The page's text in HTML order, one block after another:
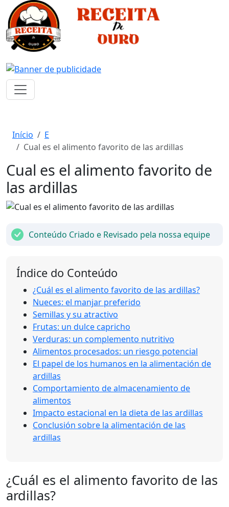
Início
E
Cual es el alimento favorito de las ardillas
Cual es el alimento favorito de
las ardillas
Conteúdo Criado e Revisado pela nossa equipe
Índice do Conteúdo
¿Cuál es el alimento favorito de las ardillas?
Nueces: el manjar preferido
Semillas y su atractivo
Frutas: un dulce capricho
Verduras: un complemento nutritivo
Alimentos procesados: un riesgo potencial
El papel de los humanos en la alimentación de
ardillas
Comportamiento de almacenamiento de
alimentos
Impacto estacional en la dieta de las ardillas
Conclusión sobre la alimentación de las
ardillas
¿Cuál es el alimento favorito de las
ardillas?